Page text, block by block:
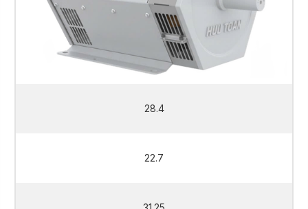
28.4
22.7